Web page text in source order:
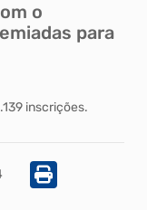
o
para
inscrições.